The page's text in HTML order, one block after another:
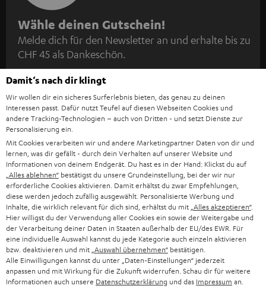
N
e
w
s
l
e
t
t
e
r
a
n
m
e
l
Wähle deinen Gutschein!
Melde dich für den Newsletter an und erhalte bis zu
CHF 45 als Dankeschön.
WIDGET
Kategorien
HEIMKINO
HEIMKINO-KOMPLETTANLAGEN
Unternehmen
SUPPORT
Damit‘s nach dir klingt
Wir wollen dir ein sicheres Surferlebnis bieten, das genau zu deinen
Interessen passt. Dafür nutzt Teufel auf diesen Webseiten Cookies und
andere Tracking-Technologien – auch von Dritten - und setzt Dienste zur
Personalisierung ein.
Mit Cookies verarbeiten wir und andere Marketingpartner Daten von dir und
lernen, was dir gefällt - durch dein Verhalten auf unserer Website und
Informationen von deinem Endgerät. Du hast es in der Hand: Klickst du auf
„Alles ablehnen“ bestätigst du unsere Grundeinstellung, bei der wir nur
erforderliche Cookies aktivieren. Damit erhältst du zwar Empfehlungen,
diese werden jedoch zufällig ausgewählt. Personalisierte Werbung und
Inhalte, die wirklich relevant für dich sind, erhältst du mit „Alles akzeptieren“.
Hier willigst du der Verwendung aller Cookies ein sowie der Weitergabe und
der Verarbeitung deiner Daten in Staaten außerhalb der EU/des EWR. Für
eine individuelle Auswahl kannst du jede Kategorie auch einzeln aktivieren
bzw. deaktivieren und mit „Auswahl übernehmen“ bestätigen.
Alle Einwilligungen kannst du unter „Daten-Einstellungen“ jederzeit
anpassen und mit Wirkung für die Zukunft widerrufen. Schau dir für weitere
Informationen auch unsere Datenschutzerklärung und das Impressum an.